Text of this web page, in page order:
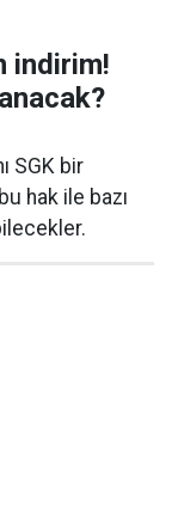
indirim!
SGK bir
hak ile bazı